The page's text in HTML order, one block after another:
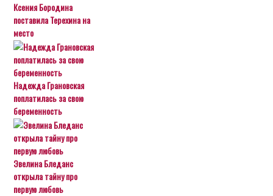
Ксения Бородина
поставила Терехина на
место
Надежда Грановская
поплатилась за свою
беременность
Эвелина Бледанс
открыла тайну про
первую любовь